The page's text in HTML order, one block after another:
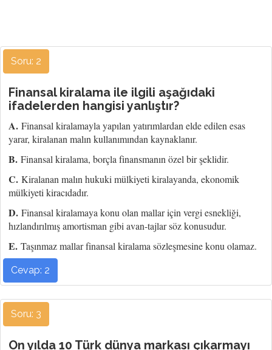
Soru: 2
Finansal kiralama ile ilgili aşağıdaki
ifadelerden hangisi yanlıştır?
A. Finansal kiralamayla yapılan yatırımlardan elde edilen esas
yarar, kiralanan malın kullanımından kaynaklanır.
B. Finansal kiralama, borçla finansmanın özel bir şeklidir.
C. Kiralanan malın hukuki mülkiyeti kiralayanda, ekonomik
mülkiyeti kiracıdadır.
D. Finansal kiralamaya konu olan mallar için vergi esnekliği,
hızlandırılmış amortisman gibi avan-tajlar söz konusudur.
E. Taşınmaz mallar finansal kiralama sözleşmesine konu olamaz.
Cevap: 2
Soru: 3
On yılda 10 Türk dünya markası çıkarmayı